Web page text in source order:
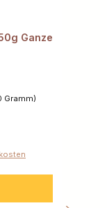
Ganze
Gramm)